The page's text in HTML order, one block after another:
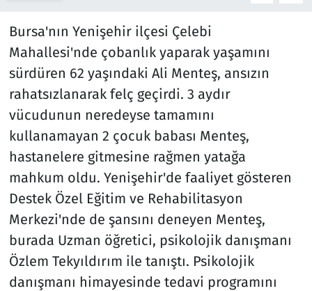
Bursa'nın Yenişehir ilçesi Çelebi
Mahallesi'nde çobanlık yaparak yaşamını
sürdüren 62 yaşındaki Ali Menteş, ansızın
rahatsızlanarak felç geçirdi. 3 aydır
vücudunun neredeyse tamamını
kullanamayan 2 çocuk babası Menteş,
hastanelere gitmesine rağmen yatağa
mahkum oldu. Yenişehir'de faaliyet gösteren
Destek Özel Eğitim ve Rehabilitasyon
Merkezi'nde de şansını deneyen Menteş,
burada Uzman öğretici, psikolojik danışmanı
Özlem Tekyıldırım ile tanıştı. Psikolojik
danışmanı himayesinde tedavi programını